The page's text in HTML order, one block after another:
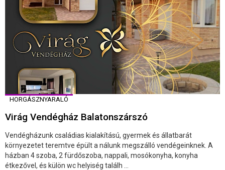
HORGÁSZNYARALÓ
Virág Vendégház Balatonszárszó
Vendégházunk családias kialakítású, gyermek és állatbarát
környezetet teremtve épült a nálunk megszálló vendégeinknek. A
házban 4 szoba, 2 fürdőszoba, nappali, mosókonyha, konyha
étkezővel, és külön wc helyiség találh ...